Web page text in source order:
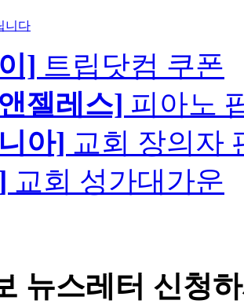
니다
] 트립닷컴 쿠폰
젤레스] 피아노
아] 교회 장의자
교회 성가대가운
뉴스레터 신청